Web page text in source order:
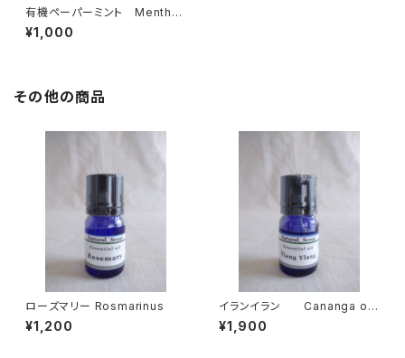
有機ペーパーミント Mentha
piperita
¥1,000
その他の商品
ローズマリー Rosmarinus
¥1,200
イランイラン Cananga od
orata
¥1,900